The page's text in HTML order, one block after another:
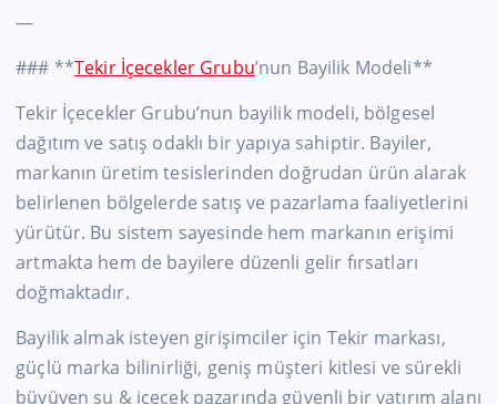
—
### **Tekir İçecekler Grubu’nun Bayilik Modeli**
Tekir İçecekler Grubu’nun bayilik modeli, bölgesel
dağıtım ve satış odaklı bir yapıya sahiptir. Bayiler,
markanın üretim tesislerinden doğrudan ürün alarak
belirlenen bölgelerde satış ve pazarlama faaliyetlerini
yürütür. Bu sistem sayesinde hem markanın erişimi
artmakta hem de bayilere düzenli gelir fırsatları
doğmaktadır.
Bayilik almak isteyen girişimciler için Tekir markası,
güçlü marka bilinirliği, geniş müşteri kitlesi ve sürekli
büyüyen su & içecek pazarında güvenli bir yatırım alanı